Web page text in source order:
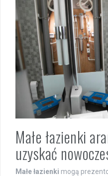
Małe łazienki
uzyskać
Małe łazienki mogą